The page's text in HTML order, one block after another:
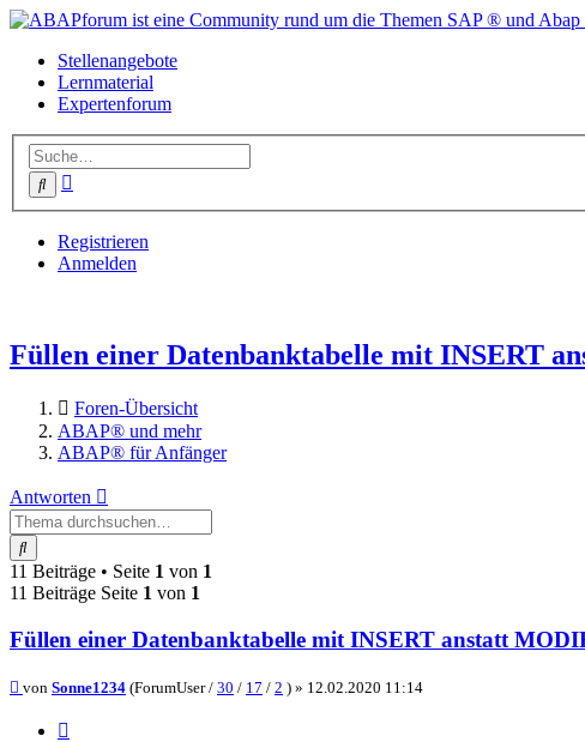
Stellenangebote
Lernmaterial
Expertenforum
Suche
Registrieren
Anmelden
Füllen einer Datenbanktabelle mit INSERT
Foren-Übersicht
ABAP® und mehr
ABAP® für Anfänger
Antworten
Suche
11 Beiträge • Seite 1 von 1
11 Beiträge Seite 1 von 1
Füllen einer Datenbanktabelle mit INSERT anstatt
Beitrag
von Sonne1234 (ForumUser / 30 / 17 / 2 ) » 12.02.2020 11:14